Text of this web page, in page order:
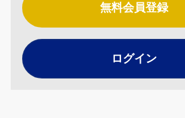
無料会員登録
ログイン